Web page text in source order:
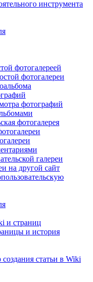
инструмента
фотогалереей
фотогалереи
фотографий
фотогалерея
галереи
на другой сайт
и страниц
и история
статьи в Wiki